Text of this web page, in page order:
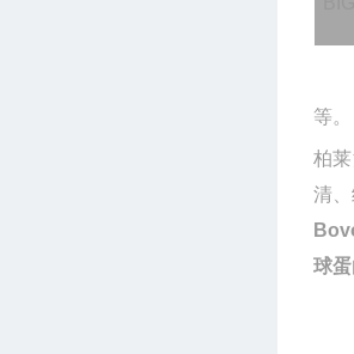
等。
柏
清
球